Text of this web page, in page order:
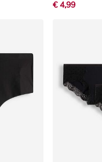
€ 4,99